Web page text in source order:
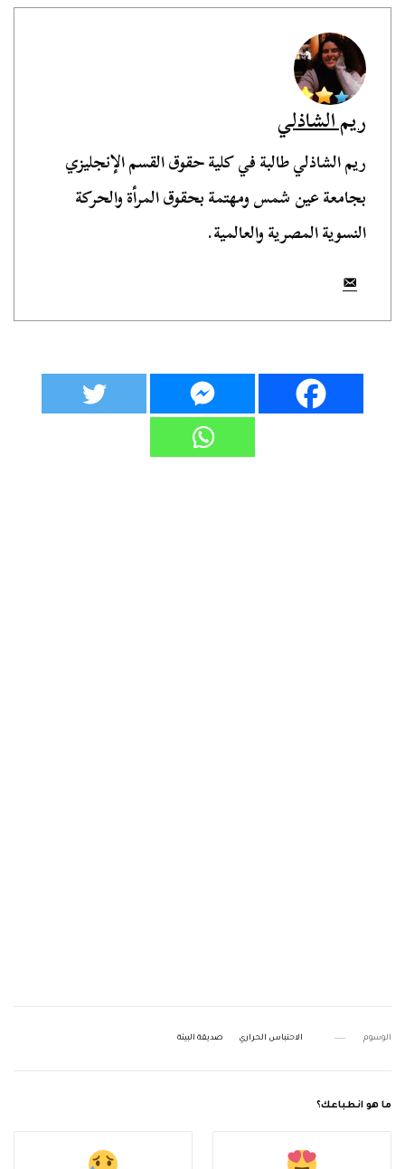
ريم الشاذلي
ريم الشاذلي طالبة في كلية حقوق القسم الإنجليزي
بجامعة عين شمس ومهتمة بحقوق المرأة والحركة
النسوية المصرية والعالمية.
الوسوم الاحتباس الحراري صديقة البيئة
ما هو انطباعك؟